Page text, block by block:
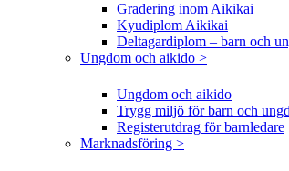
Gradering inom Aikikai
Kyudiplom Aikikai
Deltagardiplom – barn och
Ungdom och aikido >
Ungdom och aikido
Trygg miljö för barn och
Registerutdrag för barnledare
Marknadsföring >